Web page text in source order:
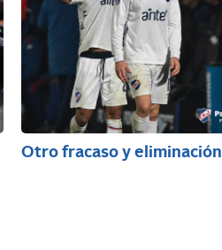
Otro fracaso y eliminación